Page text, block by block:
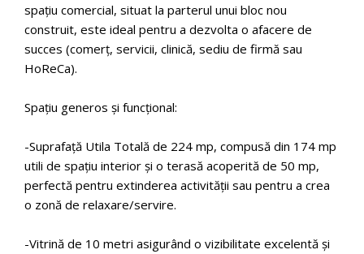
spațiu comercial, situat la parterul unui bloc nou
construit, este ideal pentru a dezvolta o afacere de
succes (comerț, servicii, clinică, sediu de firmă sau
HoReCa).
Spațiu generos și funcțional:
-Suprafață Utila Totală de 224 mp, compusă din 174 mp
utili de spațiu interior și o terasă acoperită de 50 mp,
perfectă pentru extinderea activității sau pentru a crea
o zonă de relaxare/servire.
-Vitrină de 10 metri asigurând o vizibilitate excelentă și